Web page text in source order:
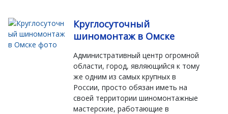
Круглосуточный
шиномонтаж в Омске
Административный центр огромной
области, город, являющийся к тому
же одним из самых крупных в
России, просто обязан иметь на
своей территории шиномонтажные
мастерские, работающие в